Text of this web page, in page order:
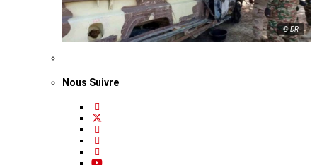
© DR
Nous Suivre